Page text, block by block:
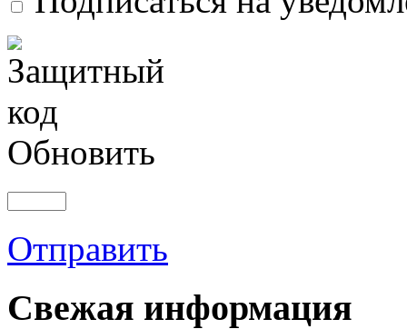
Обновить
Отправить
Свежая информация